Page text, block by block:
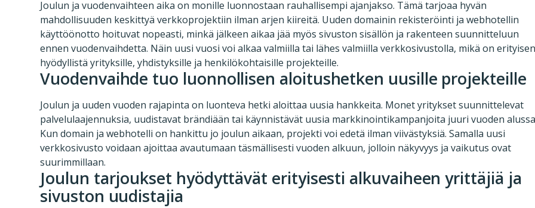
Joulun ja vuodenvaihteen aika on monille luonnostaan rauhallisempi ajanjakso. Tämä tarjoaa hyvän
mahdollisuuden keskittyä verkkoprojektiin ilman arjen kiireitä. Uuden domainin rekisteröinti ja webhotellin
käyttöönotto hoituvat nopeasti, minkä jälkeen aikaa jää myös sivuston sisällön ja rakenteen suunnitteluun
ennen vuodenvaihdetta. Näin uusi vuosi voi alkaa valmiilla tai lähes valmiilla verkkosivustolla, mikä on
hyödyllistä yrityksille, yhdistyksille ja henkilökohtaisille projekteille.
Vuodenvaihde tuo luonnollisen aloitushetken uusille projekteille
Joulun ja uuden vuoden rajapinta on luonteva hetki aloittaa uusia hankkeita. Monet yritykset suunnittelevat
palvelulaajennuksia, uudistavat brändiään tai käynnistävät uusia markkinointikampanjoita juuri vuoden
Kun domain ja webhotelli on hankittu jo joulun aikaan, projekti voi edetä ilman viivästyksiä. Samalla uusi
verkkosivusto voidaan ajoittaa avautumaan täsmällisesti vuoden alkuun, jolloin näkyvyys ja vaikutus ovat
suurimmillaan.
Joulun tarjoukset hyödyttävät erityisesti alkuvaiheen yrittäjiä ja
sivuston uudistajia